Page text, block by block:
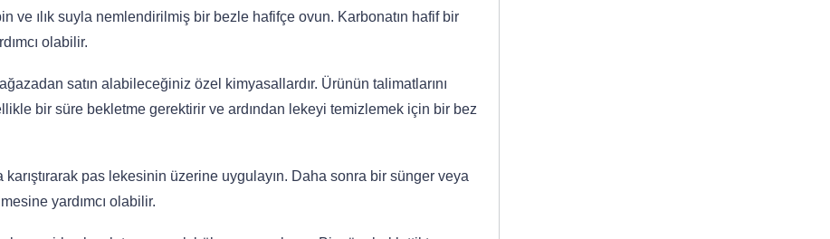
ve ılık suyla nemlendirilmiş bir bezle hafifçe ovun. Karbonatın hafif bir
olabilir.
satın alabileceğiniz özel kimyasallardır. Ürünün talimatlarını
bir süre bekletme gerektirir ve ardından lekeyi temizlemek için bir bez
pas lekesinin üzerine uygulayın. Daha sonra bir sünger veya
yardımcı olabilir.